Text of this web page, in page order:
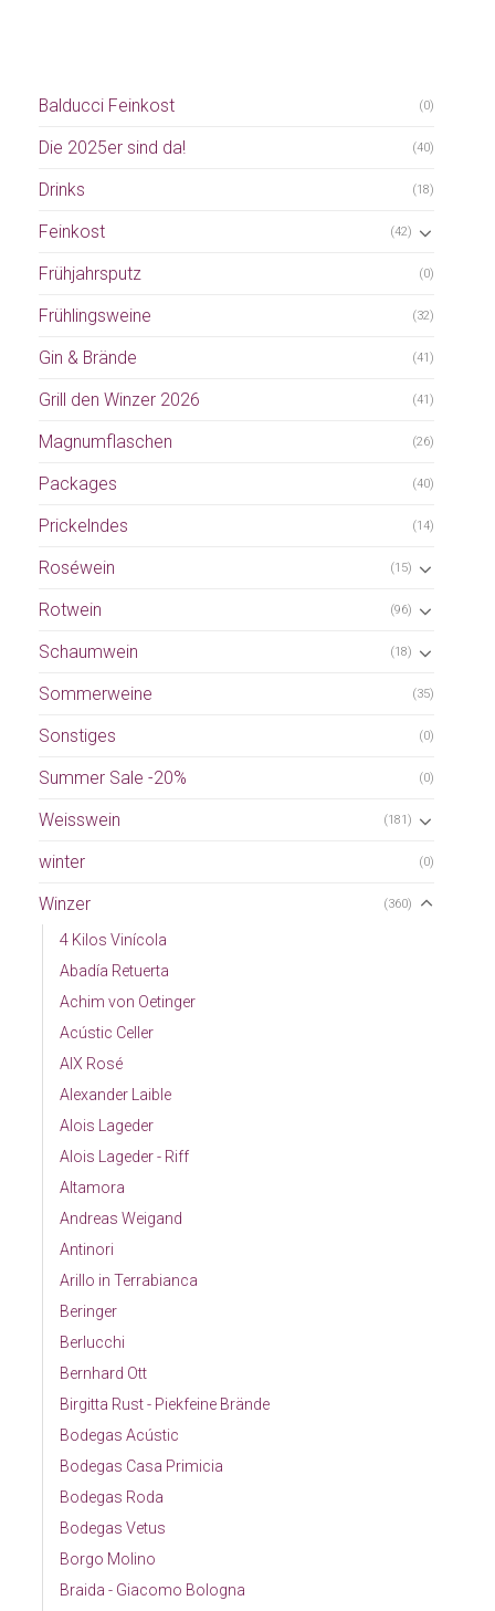
Balducci Feinkost (0)
Die 2025er sind da! (40)
Drinks (18)
Feinkost (42)
Frühjahrsputz (0)
Frühlingsweine (32)
Gin & Brände (41)
Grill den Winzer 2026 (41)
Magnumflaschen (26)
Packages (40)
Prickelndes (14)
Roséwein (15)
Rotwein (96)
Schaumwein (18)
Sommerweine (35)
Sonstiges (0)
Summer Sale -20% (0)
Weisswein (181)
winter (0)
Winzer (360)
4 Kilos Vinícola
Abadía Retuerta
Achim von Oetinger
Acústic Celler
AIX Rosé
Alexander Laible
Alois Lageder
Alois Lageder - Riff
Altamora
Andreas Weigand
Antinori
Arillo in Terrabianca
Beringer
Berlucchi
Bernhard Ott
Birgitta Rust - Piekfeine Brände
Bodegas Acústic
Bodegas Casa Primicia
Bodegas Roda
Bodegas Vetus
Borgo Molino
Braida - Giacomo Bologna